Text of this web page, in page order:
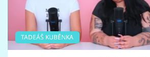
TADEÁŠ KUBĚNKA